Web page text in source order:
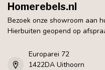
Homerebels.nl
Bezoek onze showroom aan
Hierbuiten geopend op
Europarei 72
1422DA Uithoorn